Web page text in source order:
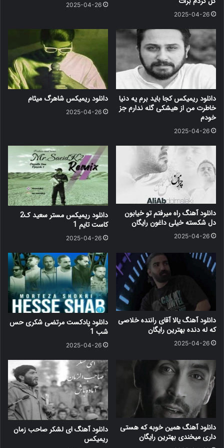
2025-04-26
2025-04-26
دانلود ریمیکس کجا باید برم یه دنیا
خاطرت من از هیشکی گله ندارم جز
خودم
2025-04-26
دانلود ریمیکس شاهرگ میثام
2025-04-26
دانلود آهنگ راه میرفتم تو خیابون
دل شکسته خیلی داغون رایگان
2025-04-26
دانلود ریمیکس مستر سعید ک2
کاست تایم 1
2025-04-26
دانلود آهنگ یالا آقای راننده خلاصی
که له دنده بهترین رایگان
2025-04-26
دانلود پادکست مرتضی شکری حس
شب 1
2025-04-26
دانلود آهنگ همین خوبه که هستی
داری میخندی بهترین رایگان
دانلود آهنگ ای لشکر صاحب زمان
ریمیکس